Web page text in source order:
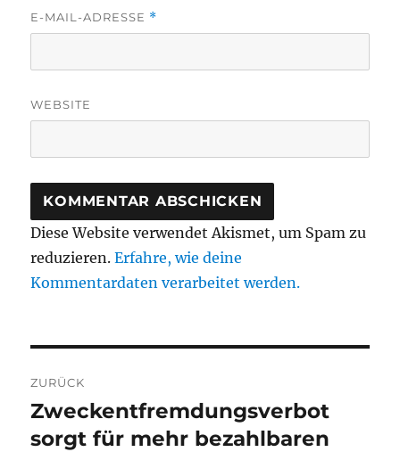
E-MAIL-ADRESSE *
WEBSITE
Diese Website verwendet Akismet, um Spam zu
reduzieren.Erfahre, wie deine
Kommentardaten verarbeitet werden.
ZURÜCK
Vorheriger
Beitrag:
Zweckentfremdungsverbot
sorgt für mehr bezahlbaren